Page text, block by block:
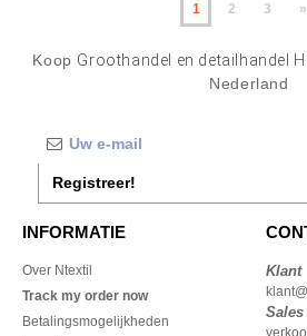
1 2 3 »
Koop Groothandel en detailhandel
Nederland
Registreer!
INFORMATIE
Over Ntextil
Track my order now
Betalingsmogelijkheden
Klant
Sales